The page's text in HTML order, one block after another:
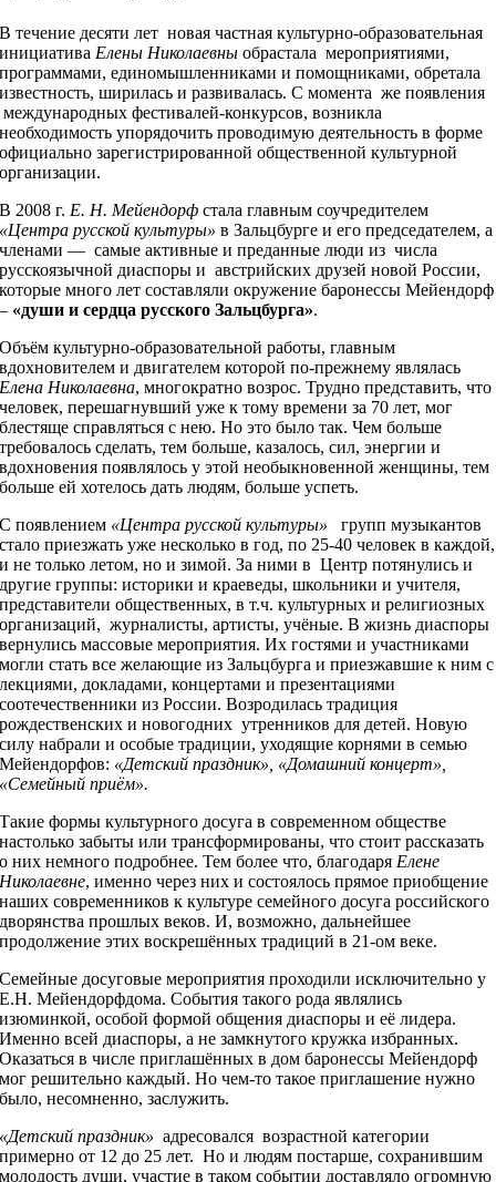
В течение десяти лет новая частная культурно-образовательная
инициатива Елены Николаевны обрастала мероприятиями,
программами, единомышленниками и помощниками, обретала
известность, ширилась и развивалась. С момента же появления
международных фестивалей-конкурсов, возникла
необходимость упорядочить проводимую деятельность в форме
официально зарегистрированной общественной культурной
организации.
В 2008 г. Е. Н. Мейендорфстала главным соучредителем
«Центра русской культуры» в Зальцбурге и его председателем, а
членами — самые активные и преданные люди из числа
русскоязычной диаспоры и австрийских друзей новой России,
которые много лет составляли окружение баронессы Мейендорф
– «души и сердца русского Зальцбурга».
Объём культурно-образовательной работы, главным
вдохновителем и двигателем которой по-прежнему являлась
Елена Николаевна, многократно возрос. Трудно представить, что
человек, перешагнувший уже к тому времени за 70 лет, мог
блестяще справляться с нею. Но это было так. Чем больше
требовалось сделать, тем больше, казалось, сил, энергии и
вдохновения появлялось у этой необыкновенной женщины, тем
больше ей хотелось дать людям, больше успеть.
С появлением «Центра русской культуры» групп музыкантов
стало приезжать уже несколько в год, по 25-40 человек в каждой,
и не только летом, но и зимой. За ними в Центр потянулись и
другие группы: историки и краеведы, школьники и учителя,
представители общественных, в т.ч. культурных и религиозных
организаций, журналисты, артисты, учёные. В жизнь диаспоры
вернулись массовые мероприятия. Их гостями и участниками
могли стать все желающие из Зальцбурга и приезжавшие к ним с
лекциями, докладами, концертами и презентациями
соотечественники из России. Возродилась традиция
рождественских и новогодних утренников для детей. Новую
силу набрали и особые традиции, уходящие корнями в семью
Мейендорфов: «Детский праздник», «Домашний концерт»,
«Семейный приём».
Такие формы культурного досуга в современном обществе
настолько забыты или трансформированы, что стоит рассказать
о них немного подробнее. Тем более что, благодаря Елене
Николаевне, именно через них и состоялось прямое приобщение
наших современников к культуре семейного досуга российского
дворянства прошлых веков. И, возможно, дальнейшее
продолжение этих воскрешённых традиций в 21-ом веке.
Семейные досуговые мероприятия проходили исключительно у
Е.Н. Мейендорфдома. События такого рода являлись
изюминкой, особой формой общения диаспоры и её лидера.
Именно всей диаспоры, а не замкнутого кружка избранных.
Оказаться в числе приглашённых в дом баронессы Мейендорф
мог решительно каждый. Но чем-то такое приглашение нужно
было, несомненно, заслужить.
«Детский праздник» адресовался возрастной категории
примерно от 12 до 25 лет. Но и людям постарше, сохранившим
молодость души, участие в таком событии доставляло огромную